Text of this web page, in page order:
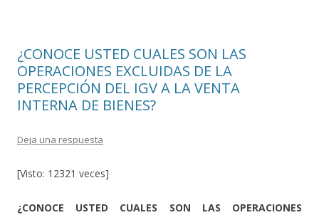
¿CONOCE USTED CUALES SON LAS
OPERACIONES EXCLUIDAS DE LA
PERCEPCIÓN DEL IGV A LA VENTA
INTERNA DE BIENES?
Deja una respuesta
[Visto: 12321 veces]
¿CONOCE USTED CUALES SON LAS OPERACIONES